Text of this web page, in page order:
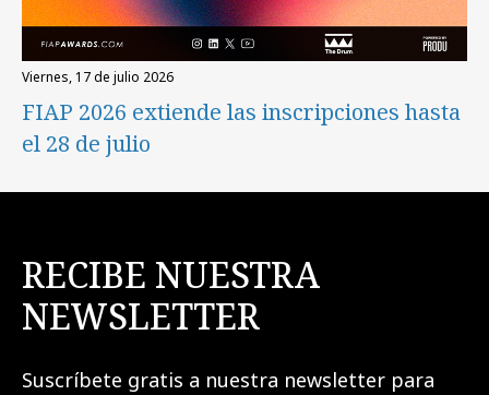
viernes, 17 de julio 2026
FIAP 2026 extiende las inscripciones hasta
el 28 de julio
RECIBE NUESTRA
NEWSLETTER
Suscríbete gratis a nuestra newsletter para